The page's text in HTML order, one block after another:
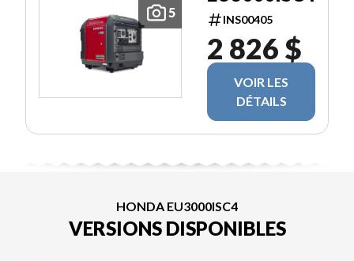
5 INS00405
2 826 $
VOIR LES
DÉTAILS
HONDA EU3000ISC4
VERSIONS DISPONIBLES